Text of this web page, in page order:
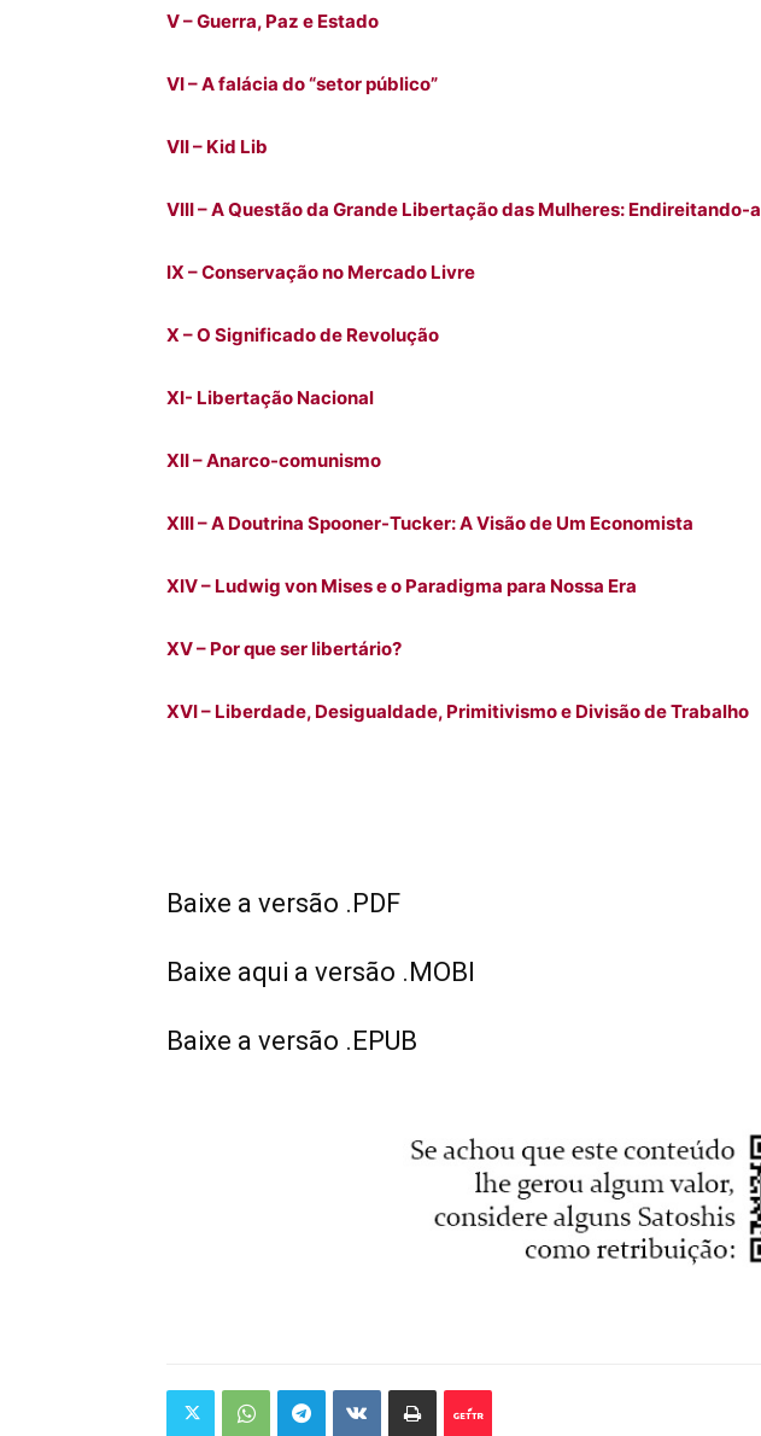
V – Guerra, Paz e Estado
VI – A falácia do “setor público”
VII – Kid Lib
VIII – A Questão da Grande Libertação das Mulheres: Endireitando-a
IX – Conservação no Mercado Livre
X – O Significado de Revolução
XI- Libertação Nacional
XII – Anarco-comunismo
XIII – A Doutrina Spooner-Tucker: A Visão de Um Economista
XIV – Ludwig von Mises e o Paradigma para Nossa Era
XV – Por que ser libertário?
XVI – Liberdade, Desigualdade, Primitivismo e Divisão de Trabalho
Baixe a versão .PDF
Baixe aqui a versão .MOBI
Baixe a versão .EPUB